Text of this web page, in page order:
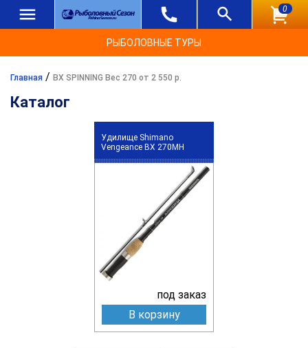
0
РЫБОЛОВНЫЕ ТУРЫ
Главная / BX SPINNING Вес 270 от 2 550 р.
Каталог
Удилище Shimano
Vengeance BX 270MH
под заказ
В корзину